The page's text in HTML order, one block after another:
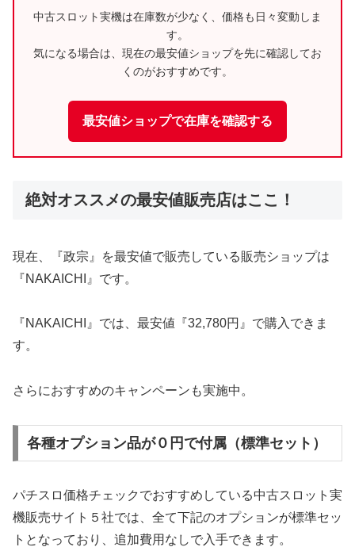
中古スロット実機は在庫数が少なく、価格も日々変動しま
す。
気になる場合は、現在の最安値ショップを先に確認してお
くのがおすすめです。
最安値ショップで在庫を確認する
絶対オススメの最安値販売店はここ！
現在、『政宗』を最安値で販売している販売ショップは
『NAKAICHI』です。
『NAKAICHI』では、最安値『32,780円』で購入できま
す。
さらにおすすめのキャンペーンも実施中。
各種オプション品が０円で付属（標準セット）
パチスロ価格チェックでおすすめしている中古スロット実
機販売サイト５社では、全て下記のオプションが標準セッ
トとなっており、追加費用なしで入手できます。